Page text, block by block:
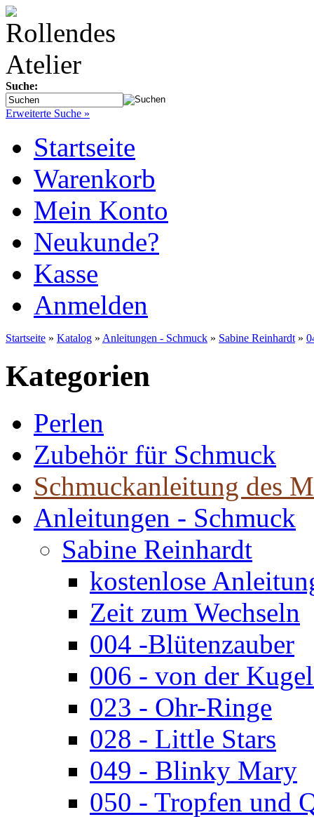
Suche:
Erweiterte Suche »
Startseite
Warenkorb
Mein Konto
Neukunde?
Kasse
Anmelden
Startseite » Katalog » Anleitungen - Schmuck » Sabine Reinhardt »
Kategorien
Perlen
Zubehör für Schmuck
Schmuckanleitung des
Anleitungen - Schmuck
Sabine Reinhardt
kostenlose
Zeit zum Wechseln
004 -Blütenzauber
006 - von der
023 - Ohr-Ringe
028 - Little Stars
049 - Blinky Mary
050 - Tropfen und